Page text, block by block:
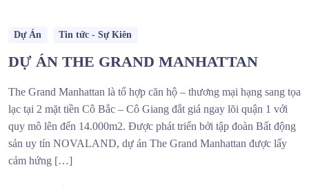
Dự Án Tin tức - Sự Kiên
DỰ ÁN THE GRAND MANHATTAN
The Grand Manhattan là tổ hợp căn hộ – thương mại hạng sang tọa
lạc tại 2 mặt tiền Cô Bắc – Cô Giang đắt giá ngay lõi quận 1 với
quy mô lên đến 14.000m2. Được phát triển bởi tập đoàn Bất động
sản uy tín NOVALAND, dự án The Grand Manhattan được lấy
cảm hứng […]